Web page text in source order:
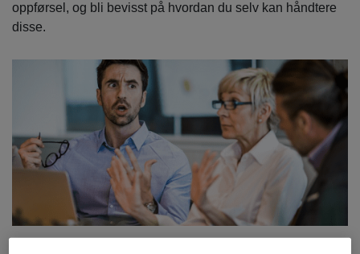
oppførsel, og bli bevisst på hvordan du selv kan håndtere
disse.